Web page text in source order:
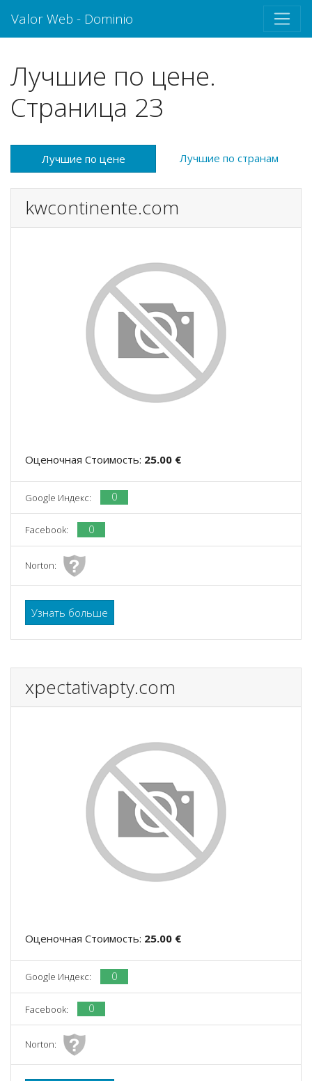
Valor Web - Dominio
Лучшие по цене.
Страница 23
Лучшие по цене Лучшие по странам
kwcontinente.com
Оценочная Стоимость: 25.00 €
Google Индекс: 0
Facebook: 0
Norton:
Узнать больше
xpectativapty.com
Оценочная Стоимость: 25.00 €
Google Индекс: 0
Facebook: 0
Norton: